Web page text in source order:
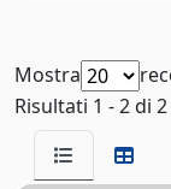
Mostra
Risultati 1 - 2 di